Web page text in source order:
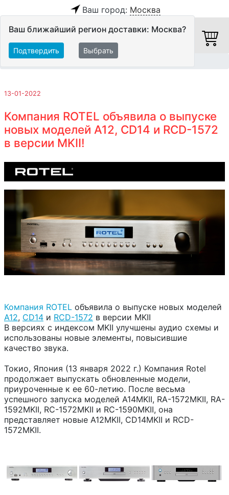
Ваш город: Москва
Ваш ближайший регион доставки: Москва?
Подтвердить Выбрать
13-01-2022
Компания ROTEL объявила о выпуске
новых моделей A12, CD14 и RCD-1572
в версии MKII!
Компания ROTEL объявила о выпуске новых моделей
A12, CD14 и RCD-1572 в версии MKII
В версиях с индексом MKII улучшены аудио схемы и
использованы новые элементы, повысившие
качество звука.
Токио, Япония (13 января 2022 г.) Компания Rotel
продолжает выпускать обновленные модели,
приуроченные к ее 60-летию. После весьма
успешного запуска моделей A14MKII, RA-1572MKII, RA-
1592MKII, RC-1572MKII и RC-1590MKII, она
представляет новые A12MKII, CD14MKII и RCD-
1572MKII.